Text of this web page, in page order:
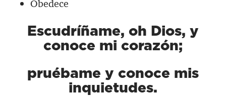
Obedece
Escudríñame, oh Dios, y
conoce mi corazón;
pruébame y conoce mis
inquietudes.